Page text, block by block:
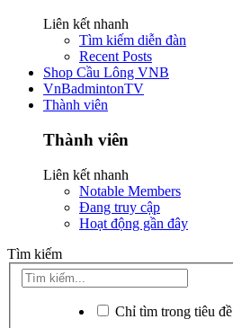
Liên kết nhanh
Tìm kiếm diễn đàn
Recent Posts
Shop Cầu Lông VNB
VnBadmintonTV
Thành viên
Thành viên
Liên kết nhanh
Notable Members
Đang truy cập
Hoạt động gần đây
Tìm kiếm
Chỉ tìm trong tiêu đề